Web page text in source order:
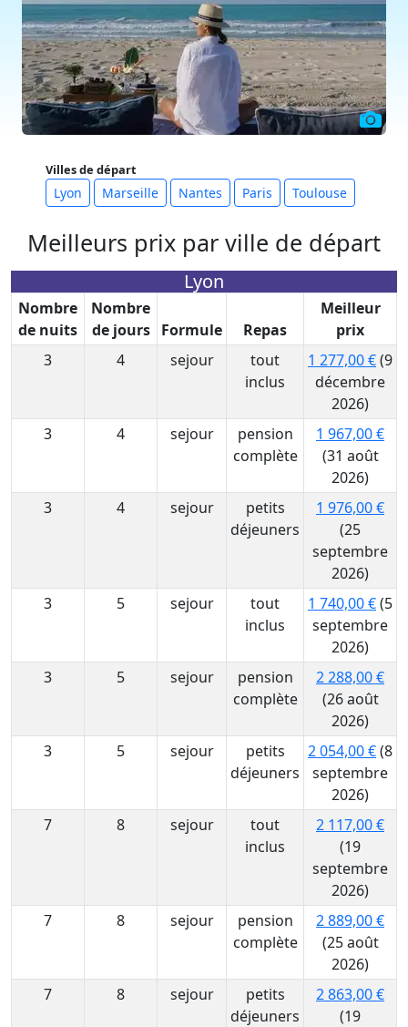
Villes de départ
Lyon Marseille Nantes Paris Toulouse
Meilleurs prix par ville de départ
Lyon
Nombre
de nuits
Nombre
de jours
Formule Repas
Meilleur
prix
3
4 sejour
tout
inclus
1 277,00 €(9
décembre
2026)
3
4 sejour
pension
complète
1 967,00 €
(31 août
2026)
3
4 sejour
petits
déjeuners
1 976,00 €
(25
septembre
2026)
3
5 sejour
tout
inclus
1 740,00 €(5
septembre
2026)
3
5 sejour
pension
complète
2 288,00 €
(26 août
2026)
3
5 sejour
petits
déjeuners
2 054,00 €(8
septembre
2026)
7
8 sejour
tout
inclus
2 117,00 €
(19
septembre
2026)
7
8 sejour
pension
complète
2 889,00 €
(25 août
2026)
7
8 sejour
petits
déjeuners
2 863,00 €
(19